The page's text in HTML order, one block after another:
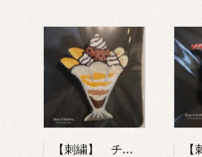
【刺繍】 チョコレートパフェ 【ポコルテポコチル】